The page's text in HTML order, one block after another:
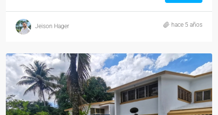
Jeison Hager hace 5 años